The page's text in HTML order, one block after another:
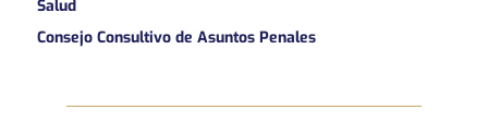
Salud
Consejo Consultivo de Asuntos Penales